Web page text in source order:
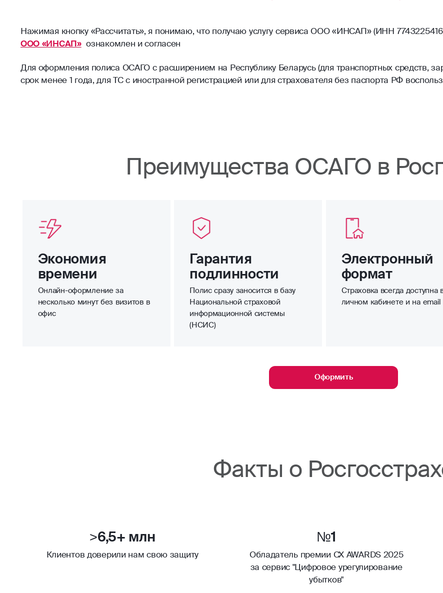
Нажимая кнопку «Рассчитать», я понимаю, что получаю услугу сервиса ООО «ИНСАП» (ИНН
ООО «ИНСАП» ознакомлен и согласен
Для оформления полиса ОСАГО с расширением на Республику Беларусь (для транспортных средств,
срок менее 1 года, для ТС с иностранной регистрацией или для страхователя без паспорта РФ
Преимущества ОСАГО в
Экономия
времени
Онлайн-оформление за
несколько минут без визитов в
офис
Гарантия
подлинности
Полис сразу заносится в базу
Национальной страховой
информационной системы
(НСИС)
Электронный
формат
Страховка всегда доступна
личном кабинете и на email
Оформить
Факты о
>6,5+ млн
Клиентов доверили нам свою защиту
№1
Обладатель премии CX AWARDS 2025
за сервис "Цифровое урегулирование
убытков"